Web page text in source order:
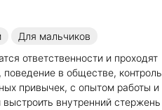
Для мальчиков
ответственности и проходят
в обществе, контроль
привычек, с опытом работы и
внутренний стержень